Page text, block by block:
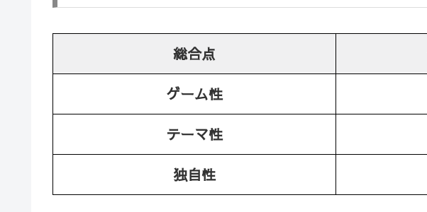
総合点
ゲーム性
テーマ性
独自性